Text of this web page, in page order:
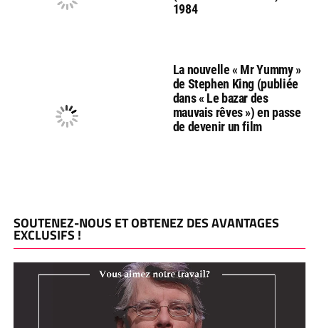
1984
La nouvelle « Mr Yummy »
de Stephen King (publiée
dans « Le bazar des
mauvais rêves ») en passe
de devenir un film
SOUTENEZ-NOUS ET OBTENEZ DES AVANTAGES
EXCLUSIFS !